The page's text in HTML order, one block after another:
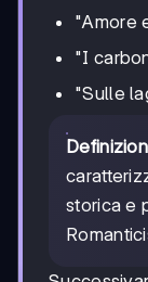
"Amore
"I
"Sulle
storica e